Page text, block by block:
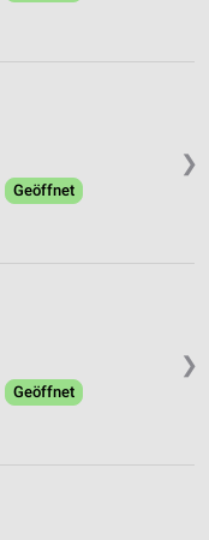
❯
Geöffnet
❯
Geöffnet